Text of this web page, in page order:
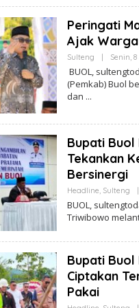
Peringati
Ajak
Sulteng | Senin,
BUOL,
(Pemkab) Buol
dan
Bupati Buol
Tekankan
Bersinergi
Headline Sulteng |
BUOL,
Triwibowo
Bupati Buol
Ciptakan
Pakai
Di